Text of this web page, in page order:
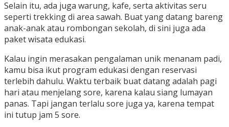
Selain itu, ada juga warung, kafe, serta aktivitas seru
seperti trekking di area sawah. Buat yang datang bareng
anak-anak atau rombongan sekolah, di sini juga ada
paket wisata edukasi.
Kalau ingin merasakan pengalaman unik menanam padi,
kamu bisa ikut program edukasi dengan reservasi
terlebih dahulu. Waktu terbaik buat datang adalah pagi
hari atau menjelang sore, karena kalau siang lumayan
panas. Tapi jangan terlalu sore juga ya, karena tempat
ini tutup jam 5 sore.